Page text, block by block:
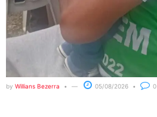
by Willians Bezerra 05/08/2026 0